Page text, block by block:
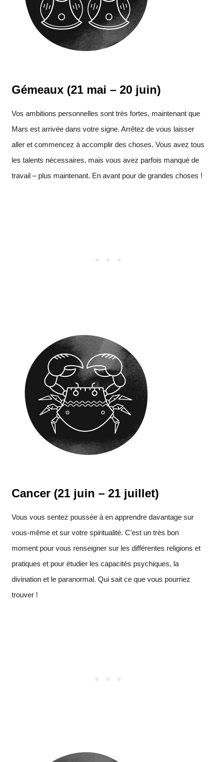
Gémeaux (21 mai – 20 juin)
Vos ambitions personnelles sont très fortes, maintenant que
Mars est arrivée dans votre signe. Arrêtez de vous laisser
aller et commencez à accomplir des choses. Vous avez tous
les talents nécessaires, mais vous avez parfois manqué de
travail – plus maintenant. En avant pour de grandes choses !
Cancer (21 juin – 21 juillet)
Vous vous sentez poussée à en apprendre davantage sur
vous-même et sur votre spiritualité. C’est un très bon
moment pour vous renseigner sur les différentes religions et
pratiques et pour étudier les capacités psychiques, la
divination et le paranormal. Qui sait ce que vous pourriez
trouver !